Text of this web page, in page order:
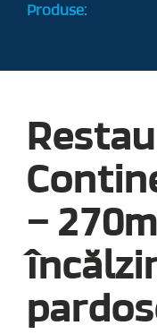
RO
Produse:
–